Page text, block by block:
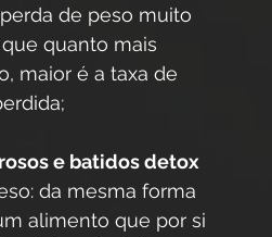
de peso muito
quanto mais
maior é a taxa de
e batidos detox
da mesma forma
alimento que por si